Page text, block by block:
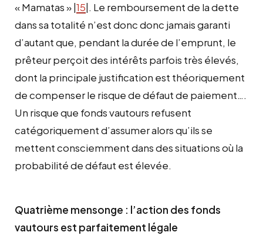
« Mamatas » |15|. Le remboursement de la dette
dans sa totalité n’est donc donc jamais garanti
d’autant que, pendant la durée de l’emprunt, le
prêteur perçoit des intérêts parfois très élevés,
dont la principale justification est théoriquement
de compenser le risque de défaut de paiement….
Un risque que fonds vautours refusent
catégoriquement d’assumer alors qu’ils se
mettent consciemment dans des situations où la
probabilité de défaut est élevée.
Quatrième mensonge : l’action des fonds
vautours est parfaitement légale